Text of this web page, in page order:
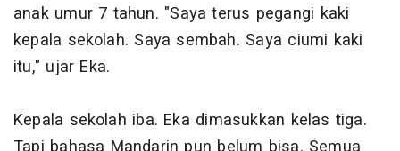
anak umur 7 tahun. "Saya terus pegangi kaki
kepala sekolah. Saya sembah. Saya ciumi kaki
itu," ujar Eka.
Kepala sekolah iba. Eka dimasukkan kelas tiga.